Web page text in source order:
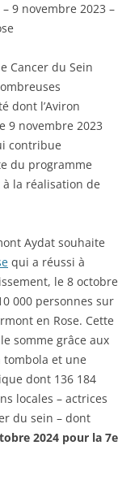
9 novembre 2023 –
Cancer du Sein
dont l’Aviron
9 novembre 2023
contribue
du programme
à la réalisation de
Aydat souhaite
qui a réussi à
le 8 octobre
000 personnes sur
en Rose. Cette
somme grâce aux
et une
dont 136 184
locales – actrices
du sein – dont
2024 pour la 7e